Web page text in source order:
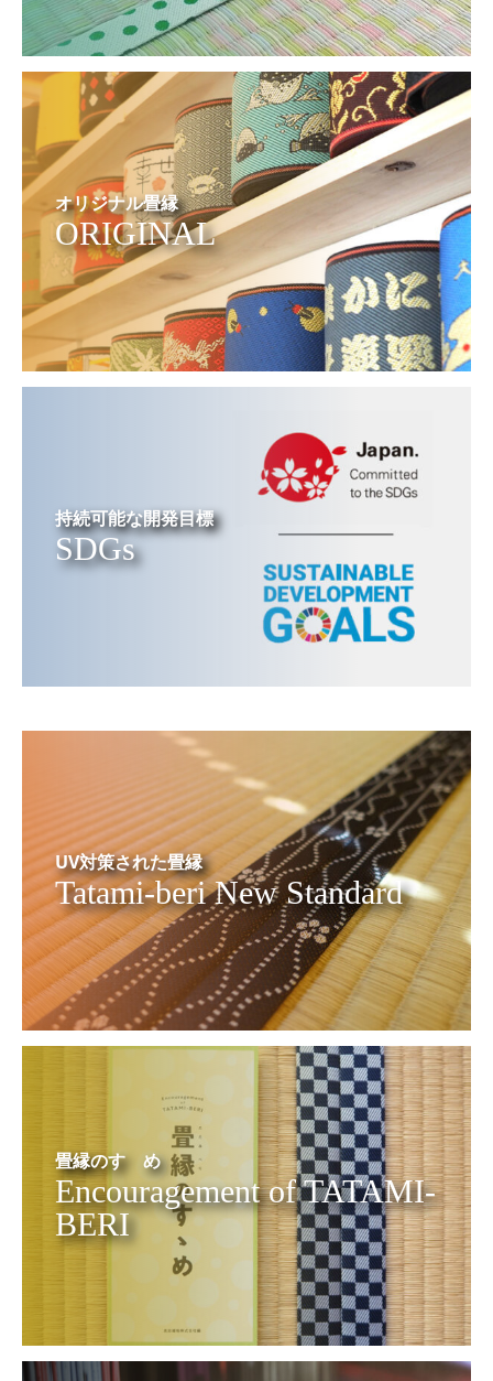
オリジナル畳縁
ORIGINAL
持続可能な開発目標
SDGs
UV対策された畳縁
Tatami-beri New Standard
畳縁のすゝめ
Encouragement of TATAMI-
BERI